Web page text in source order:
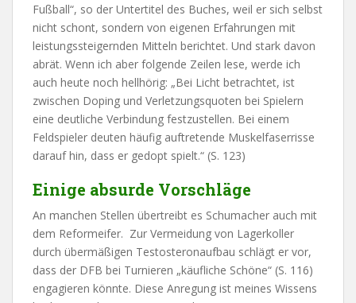
Fußball“, so der Untertitel des Buches, weil er sich selbst
nicht schont, sondern von eigenen Erfahrungen mit
leistungssteigernden Mitteln berichtet. Und stark davon
abrät. Wenn ich aber folgende Zeilen lese, werde ich
auch heute noch hellhörig: „Bei Licht betrachtet, ist
zwischen Doping und Verletzungsquoten bei Spielern
eine deutliche Verbindung festzustellen. Bei einem
Feldspieler deuten häufig auftretende Muskelfaserrisse
darauf hin, dass er gedopt spielt.“ (S. 123)
Einige absurde Vorschläge
An manchen Stellen übertreibt es Schumacher auch mit
dem Reformeifer. Zur Vermeidung von Lagerkoller
durch übermäßigen Testosteronaufbau schlägt er vor,
dass der DFB bei Turnieren „käufliche Schöne“ (S. 116)
engagieren könnte. Diese Anregung ist meines Wissens